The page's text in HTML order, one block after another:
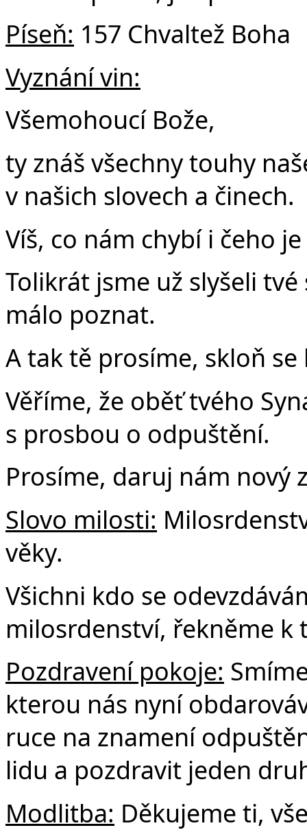
Píseň: 157 Chvaltež Boha
Vyznání vin:
Všemohoucí Bože,
ty znáš všechny touhy
v našich slovech a činech.
Víš, co nám chybí i čeho
Tolikrát jsme už slyšeli
málo poznat.
A tak tě prosíme, skloň
Věříme, že oběť tvého
s prosbou o odpuštění.
Prosíme, daruj nám nový
Slovo milosti:
věky.
Všichni kdo se
milosrdenství, řekněme k
Pozdravení pokoje:
kterou nás nyní
ruce na znamení
lidu a pozdravit jeden
Modlitba: Děkujeme ti,